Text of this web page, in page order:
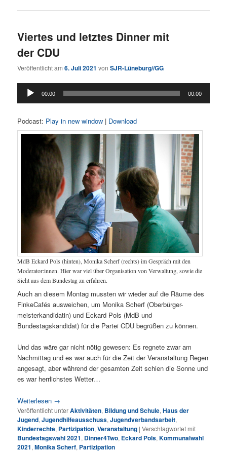
Viertes und letztes Dinner mit
der CDU
Veröffentlicht am6. Juli 2021 vonSJR-Lüneburg//GG
Audio-
Player
00:00 00:00
Podcast: Play in new window | Download
MdB Eckard Pols (hinten), Monika Scherf (rechts) im Gespräch mit den
Moderator:innen. Hier war viel über Organisation von Verwaltung, sowie die
Sicht aus dem Bundestag zu erfahren.
Auch an diesem Montag mussten wir wieder auf die Räume des
FinkeCafés ausweichen, um Monika Scherf (Oberbürger-
meisterkandidatin) und Eckard Pols (MdB und
Bundestagskandidat) für die Partei CDU begrüßen zu können.
Und das wäre gar nicht nötig gewesen: Es regnete zwar am
Nachmittag und es war auch für die Zeit der Veranstaltung Regen
angesagt, aber während der gesamten Zeit schien die Sonne und
es war herrlichstes Wetter…
Weiterlesen →
Veröffentlicht unterAktivitäten, Bildung und Schule,Haus der
Jugend,Jugendhilfeausschuss,Jugendverbandsarbeit,
Kinderrechte, Partizipation,Veranstaltung |Verschlagwortet mit
Bundestagswahl 2021, Dinner4Two, Eckard Pols,Kommunalwahl
2021,Monika Scherf, Partizipation